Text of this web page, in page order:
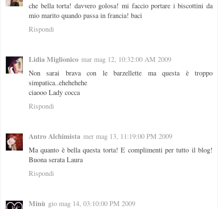
che bella torta! davvero golosa! mi faccio portare i biscottini da
mio marito quando passa in francia! baci
Rispondi
Lidia Miglionico mar mag 12, 10:32:00 AM 2009
Non sarai brava con le barzellette ma questa è troppo
simpatica..ehehehehe
ciaooo Lady cocca
Rispondi
Antro Alchimista mer mag 13, 11:19:00 PM 2009
Ma quanto è bella questa torta! E complimenti per tutto il blog!
Buona serata Laura
Rispondi
Minù gio mag 14, 03:10:00 PM 2009